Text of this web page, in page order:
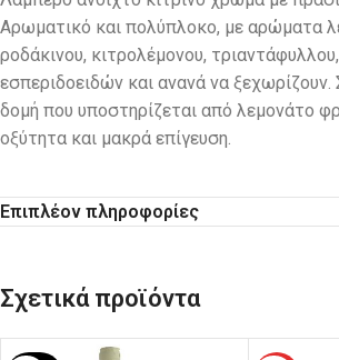
Αρωµατικό και πολύπλοκο, με αρώματα
ροδάκινου, κιτρολέµονου,
εσπεριδοειδών και ανανά να
δοµή που υποστηρίζεται από λεµονάτο
οξύτητα και µακρά επίγευση.
Επιπλέον πληροφορίες
Σχετικά προϊόντα